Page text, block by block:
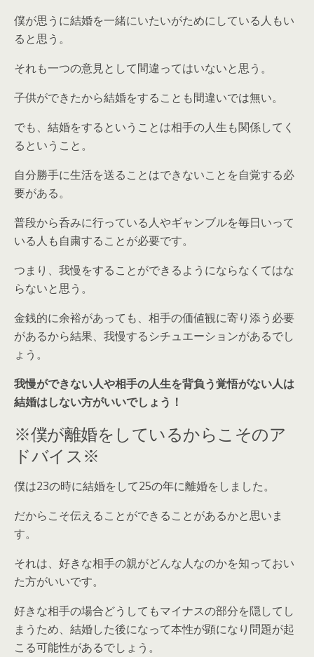
僕が思うに結婚を一緒にいたいがためにしている人もい
ると思う。
それも一つの意見として間違ってはいないと思う。
子供ができたから結婚をすることも間違いでは無い。
でも、結婚をするということは相手の人生も関係してく
るということ。
自分勝手に生活を送ることはできないことを自覚する必
要がある。
普段から呑みに行っている人やギャンブルを毎日いって
いる人も自粛することが必要です。
つまり、我慢をすることができるようにならなくてはな
らないと思う。
金銭的に余裕があっても、相手の価値観に寄り添う必要
があるから結果、我慢するシチュエーションがあるでし
ょう。
我慢ができない人や相手の人生を背負う覚悟がない人は
結婚はしない方がいいでしょう！
※僕が離婚をしているからこそのア
ドバイス※
僕は23の時に結婚をして25の年に離婚をしました。
だからこそ伝えることができることがあるかと思いま
す。
それは、好きな相手の親がどんな人なのかを知っておい
た方がいいです。
好きな相手の場合どうしてもマイナスの部分を隠してし
まうため、結婚した後になって本性が顕になり問題が起
こる可能性があるでしょう。